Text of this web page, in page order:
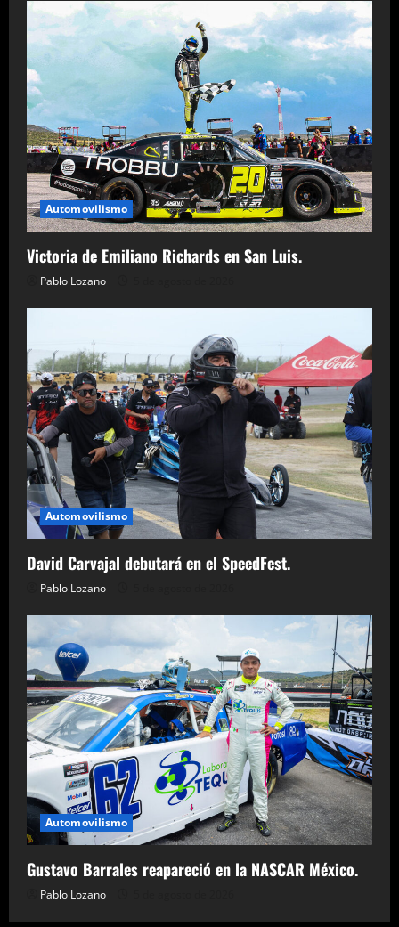
Automovilismo
Victoria de Emiliano Richards en San Luis.
Pablo Lozano
Automovilismo
David Carvajal debutará en el SpeedFest.
Pablo Lozano
Automovilismo
Gustavo Barrales reapareció en la NASCAR México.
Pablo Lozano